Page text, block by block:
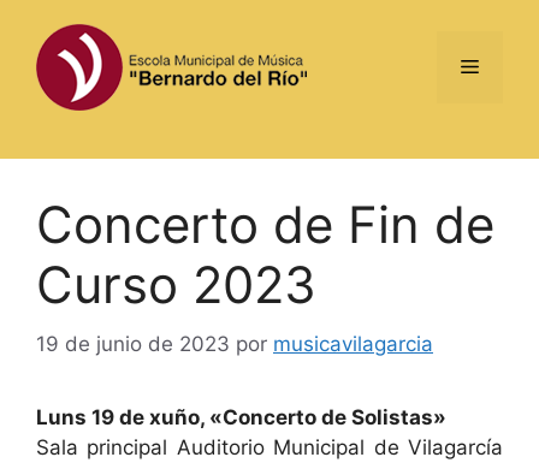
contenido
Menú
Concerto de Fin de
Curso 2023
19 de junio de 2023 por musicavilagarcia
Luns 19 de xuño, «Concerto de Solistas»
Sala principal Auditorio Municipal de Vilagarcía